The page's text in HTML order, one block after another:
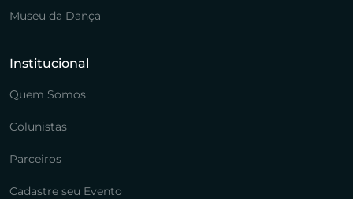
Museu da Dança
Institucional
Quem Somos
Colunistas
Parceiros
Cadastre seu Evento